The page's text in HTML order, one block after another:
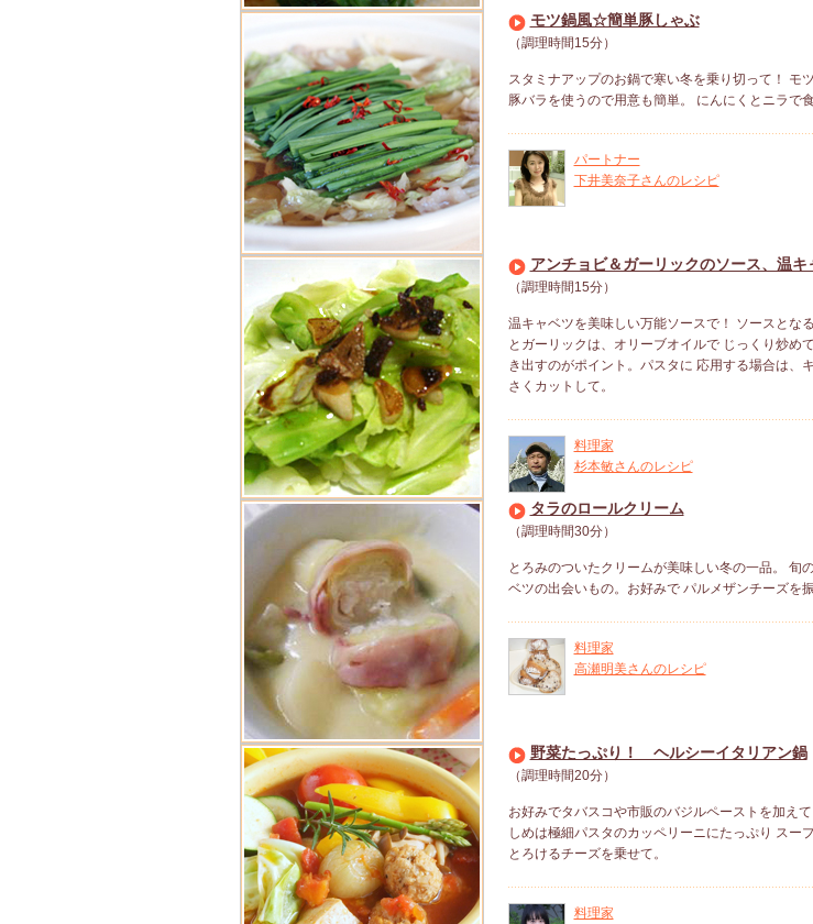
モツ鍋風☆簡単豚しゃぶ
（調理時間15分）
スタミナアップのお鍋で寒い冬を乗り切って！ モ
豚バラを使うので用意も簡単。 にんにくとニラで食
パートナー
下井美奈子さんのレシピ
アンチョビ＆ガーリックのソース、温キ
（調理時間15分）
温キャベツを美味しい万能ソースで！ ソースとな
とガーリックは、オリーブオイルで じっくり炒め
き出すのがポイント。パスタに 応用する場合は、
さくカットして。
料理家
杉本敏さんのレシピ
タラのロールクリーム
（調理時間30分）
とろみのついたクリームが美味しい冬の一品。 旬
ベツの出会いもの。お好みで パルメザンチーズを振
料理家
高瀬明美さんのレシピ
野菜たっぷり！ ヘルシーイタリアン鍋
（調理時間20分）
お好みでタバスコや市販のバジルペーストを加え
しめは極細パスタのカッペリーニにたっぷり スー
とろけるチーズを乗せて。
料理家